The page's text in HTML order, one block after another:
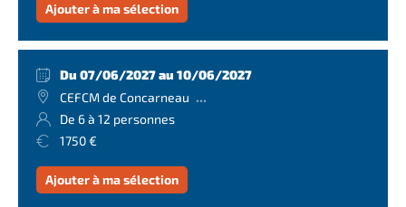
Ajouter à ma sélection
Du 07/06/2027 au 10/06/2027
CEFCM de Concarneau ...
De 6 à 12 personnes
1750 €
Ajouter à ma sélection